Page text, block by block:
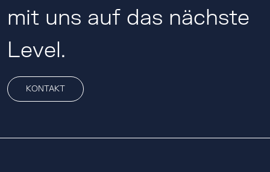
mit uns auf das nächste
Level.
KONTAKT